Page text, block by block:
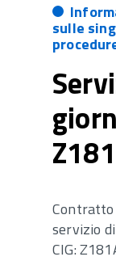
sulle
Contratto
servizio di
CIG: